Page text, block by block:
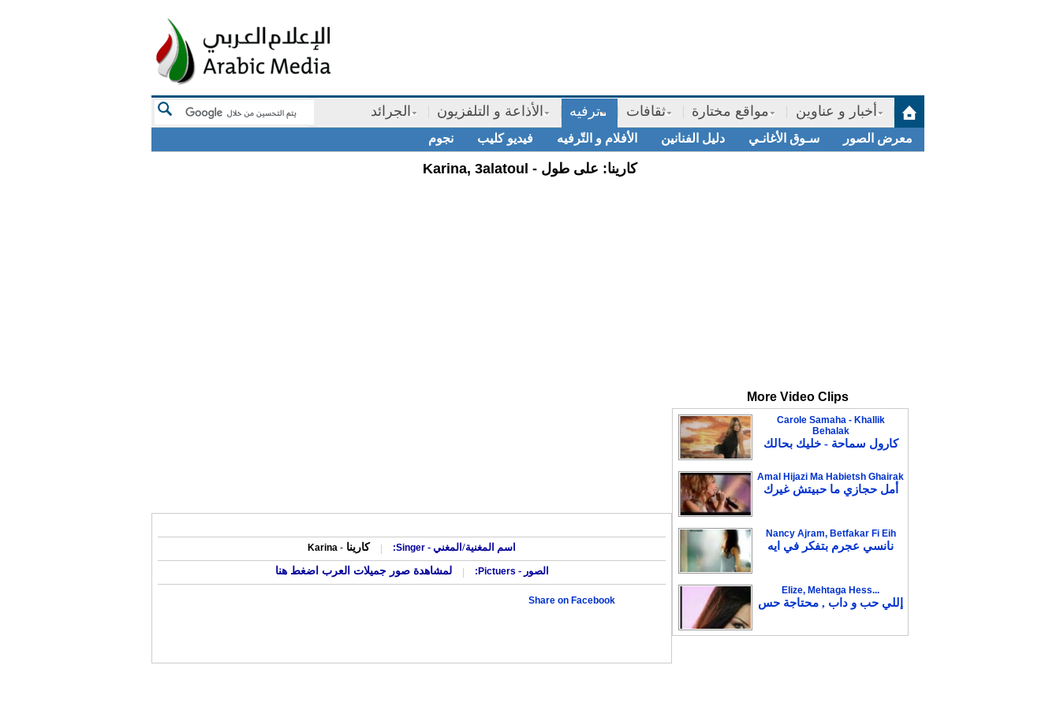
أخبار و عناوين مواقع مختارة ثقافات ترفيه الأذاعة و التلفزيون الجرائد
معرض الصور سـوق الأغانـي دليل الفنانين الأفلام و التّرفيه فيديو كليب نجوم
Karina, 3alatoul - كارينا: على طول
More Video Clips
Carole Samaha - Khallik
Behalak
كارول سماحة - خليك بحالك
Amal Hijazi Ma Habietsh Ghairak
أمل حجازي ما حبيتش غيرك
Nancy Ajram, Betfakar Fi Eih
نانسي عجرم بتفكر في ايه
Elize, Mehtaga Hess...
إللي حب و داب , محتاجة حس
اسم المغنية/المغني - Singer:
| كارينا -
Karina
الصور - | لمشاهدة صور جميلات العرب اضغط هنا
Share on Facebook